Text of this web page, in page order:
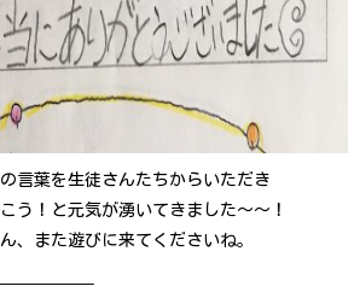
言葉を生徒さんたちからいただき
う！と元気が湧いてきました〜〜！
、また遊びに来てくださいね。
— — — –